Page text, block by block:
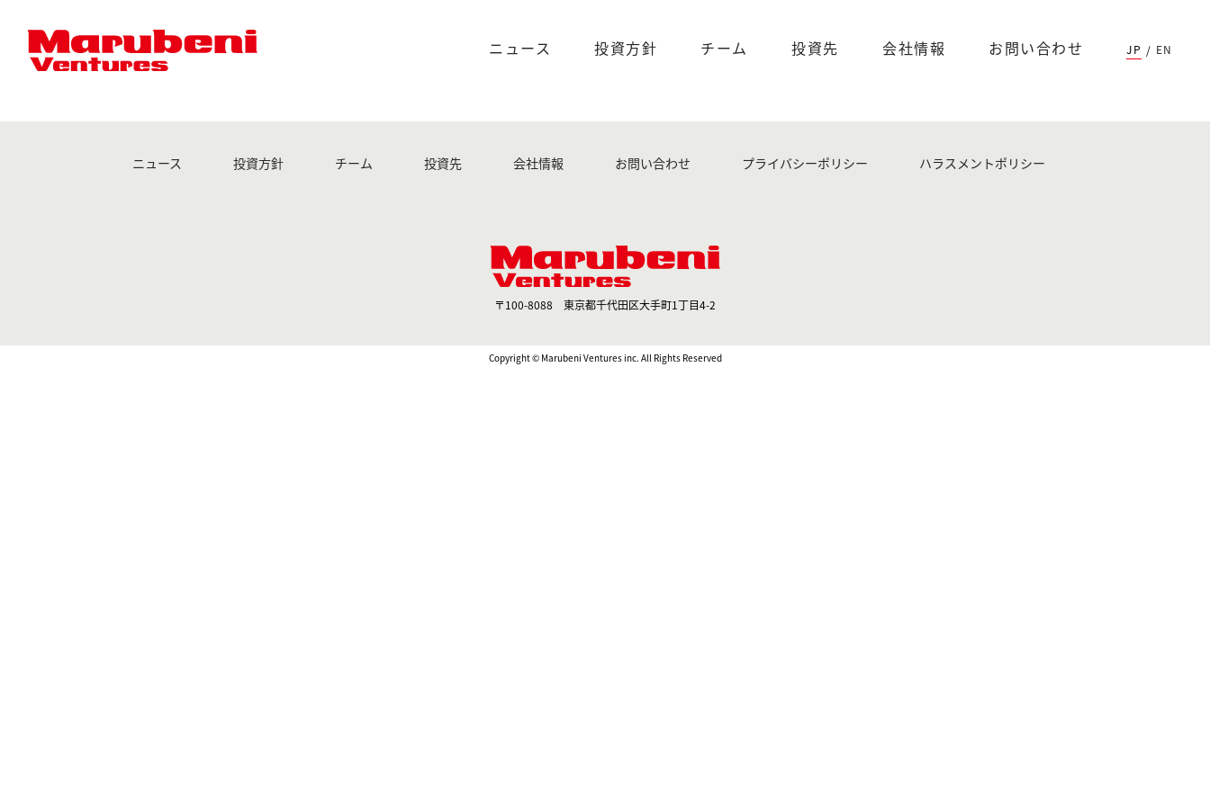
ニュース 投資方針 チーム 投資先 会社情報 お問い合わせ JP / EN
D-IDは、顔認識ソフトウェアから画像とビデオを保護する最初の顔画像匿名化ソリューションを作成した3人の創業者によって2017年に設立された。D-IDは、AIとディープラーニングを使
用したビデオ再現技術を専門分野としており、現在この分野のグローバルリーダーとなっている。急速に成長しているシンセティック・メディア（AIを使用したメディア）市場において、
ニュース 投資方針 チーム 投資先 会社情報 お問い合わせ プライバシーポリシー ハラスメントポリシー
〒100-8088 東京都千代田区大手町1丁目4-2
Copyright © Marubeni Ventures inc. All Rights Reserved